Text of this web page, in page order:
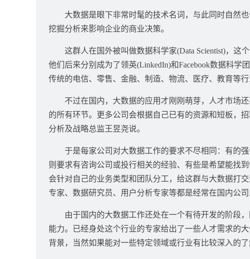
大数据是眼下非常时髦的技术名词，与此同时自然也
挖掘分析来影响企业的商业决策。
这群人在国外被叫做数据科学家(Data Scientist)，这个
他们后来分别成为了领英(LinkedIn)和Facebook数据科
传统的电信、零售、金融、制造、物流、医疗、教育等行
不过在国内，大数据的应用才刚刚萌芽，人才市场还
的所有环节。更多公司会根据自己已有的资源和短板，
分析及战略总监王昱尧说。
于是每家公司对大数据工作的要求不尽相同：有的强
则要求有咨询公司或投行相关的经验、有些是希望能找
会针对自己的业务类型和团队分工，给这群与大数据打
专家、数据研究员、用户分析专家等都是经常在国内公
由于国内的大数据工作还处在一个有待开发的阶段，
能力。已经身处这个行业的专家给出了一些人才需求的
背景，当然如果能对一些特定领域或行业有比较深入的